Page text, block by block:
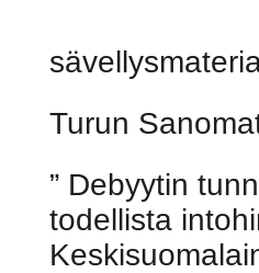
Turun
” Debyytin
todellista